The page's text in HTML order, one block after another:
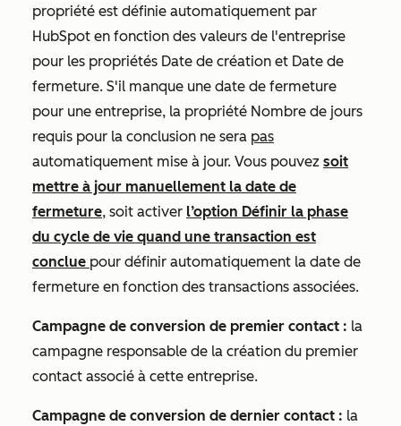
propriété est définie automatiquement par
HubSpot en fonction des valeurs de l'entreprise
pour les propriétés Date de création et Date de
fermeture. S'il manque une date de fermeture
pour une entreprise, la propriété Nombre de jours
requis pour la conclusion ne sera pas
automatiquement mise à jour. Vous pouvez soit
mettre à jour manuellement la date de
fermeture, soit activer l’option Définir la phase
du cycle de vie quand une transaction est
conclue pour définir automatiquement la date de
fermeture en fonction des transactions associées.
Campagne de conversion de premier contact : la
campagne responsable de la création du premier
contact associé à cette entreprise.
Campagne de conversion de dernier contact : la